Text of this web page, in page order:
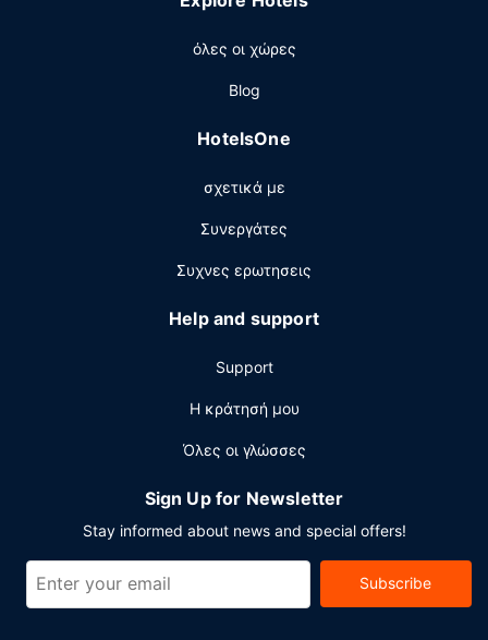
όλες οι χώρες
Blog
HotelsOne
σχετικά με
Συνεργάτες
Συχνες ερωτησεις
Help and support
Support
Η κράτησή μου
Όλες οι γλώσσες
Sign Up for Newsletter
Stay informed about news and special offers!
Subscribe